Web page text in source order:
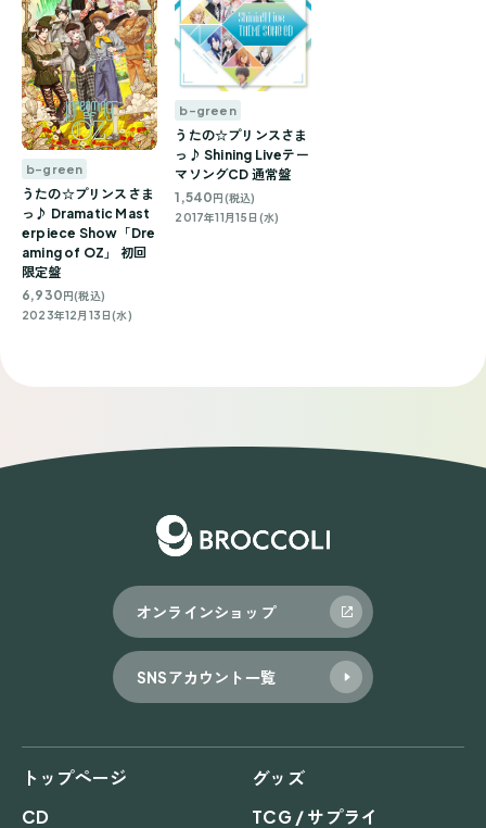
b-green
うたの☆プリンスさま
っ♪ Dramatic Mast
erpiece Show「Dre
aming of OZ」 初回
限定盤
6,930 円(税込)
2023年12月13日(水)
b-green
うたの☆プリンスさま
っ♪ Shining Liveテー
マソングCD 通常盤
1,540 円(税込)
2017年11月15日(水)
オンラインショップ
SNSアカウント一覧
トップページ
グッズ
CD
TCG / サプライ